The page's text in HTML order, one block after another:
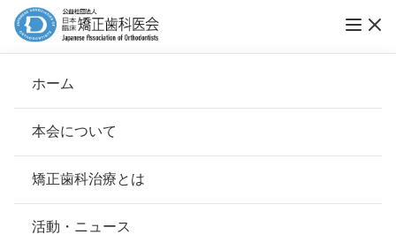
ホーム
本会について
会長挨拶
基本理念
矯正歯科治療とは
安心して治療を受けていただくための「6つの指針」
活動・ニュース
ホーム 会員医院検索
陶山矯正歯科医院